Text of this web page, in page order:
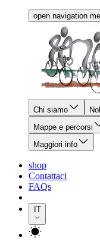
open navigation
Chi siamo
Mappe e percorsi
Maggiori info
shop
Contattaci
FAQs
IT